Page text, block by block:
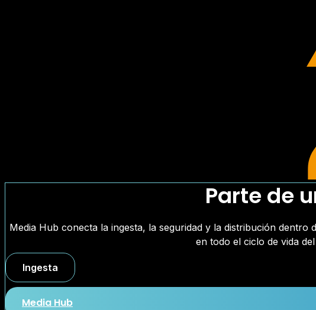
Parte de
Media Hub conecta la ingesta, la seguridad y la distribución dentro
en todo el ciclo de vida
Ingesta
Media Hub